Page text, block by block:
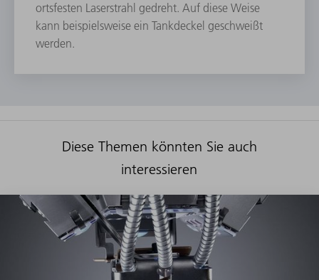
ortsfesten Laserstrahl gedreht. Auf diese Weise
kann beispielsweise ein Tankdeckel geschweißt
werden.
Diese Themen könnten Sie auch
interessieren